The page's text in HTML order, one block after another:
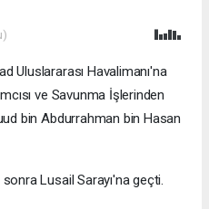
Uluslararası Havalimanı'na
ve Savunma İşlerinden
bin Abdurrahman bin Hasan
Lusail Sarayı'na geçti.